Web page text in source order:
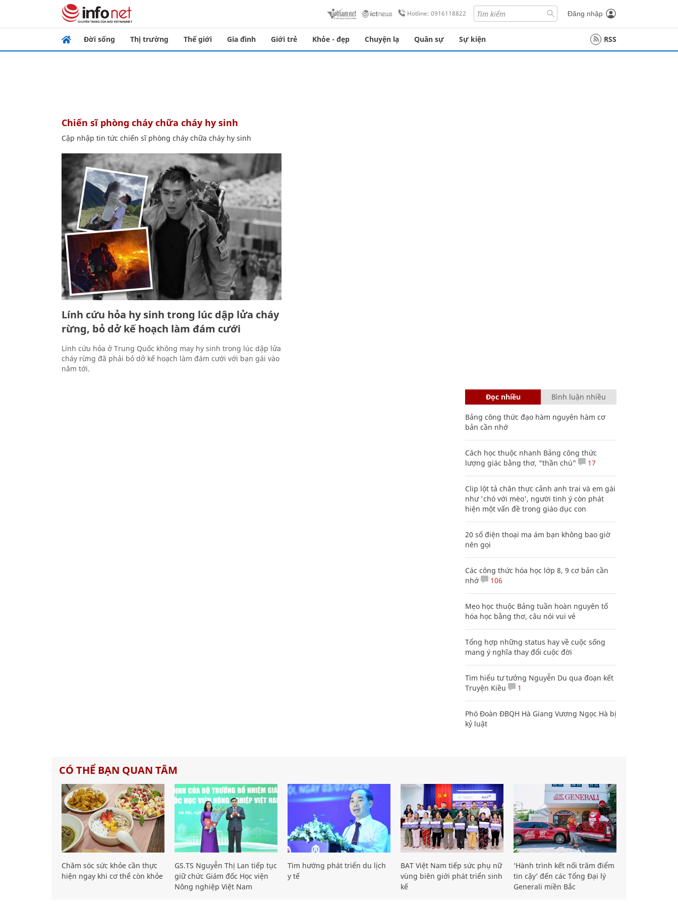
Hotline: 0916118822 Đăng nhập
Đời sống Thị trường Thế giới Gia đình Giới trẻ Khỏe - đẹp Chuyện lạ Quân sự Sự kiện RSS
chiến sĩ phòng cháy chữa cháy hy sinh
Cập nhập tin tức chiến sĩ phòng cháy chữa cháy hy sinh
Lính cứu hỏa hy sinh trong lúc dập lửa cháy
rừng, bỏ dở kế hoạch làm đám cưới
Lính cứu hỏa ở Trung Quốc không may hy sinh trong lúc dập lửa
cháy rừng đã phải bỏ dở kế hoạch làm đám cưới với bạn gái vào
năm tới.
Đọc nhiều Bình luận nhiều
Bảng công thức đạo hàm nguyên hàm cơ
bản cần nhớ
Cách học thuộc nhanh Bảng công thức
lượng giác bằng thơ, "thần chú"
17
Clip lột tả chân thực cảnh anh trai và em gái
như 'chó với mèo', người tinh ý còn phát
hiện một vấn đề trong giáo dục con
20 số điện thoại ma ám bạn không bao giờ
nên gọi
Các công thức hóa học lớp 8, 9 cơ bản cần
nhớ
106
Mẹo học thuộc Bảng tuần hoàn nguyên tố
hóa học bằng thơ, câu nói vui vẻ
Tổng hợp những status hay về cuộc sống
mang ý nghĩa thay đổi cuộc đời
Tìm hiểu tư tưởng Nguyễn Du qua đoạn kết
Truyện Kiều
1
Phó Đoàn ĐBQH Hà Giang Vương Ngọc Hà bị
kỷ luật
CÓ THỂ BẠN QUAN TÂM
Chăm sóc sức khỏe cần thực
hiện ngay khi cơ thể còn khỏe
GS.TS Nguyễn Thị Lan tiếp tục
giữ chức Giám đốc Học viện
Nông nghiệp Việt Nam
Tìm hướng phát triển du lịch
y tế
BAT Việt Nam tiếp sức phụ nữ
vùng biên giới phát triển sinh
kế
‘Hành trình kết nối trăm điểm
tin cậy’ đến các Tổng Đại lý
Generali miền Bắc